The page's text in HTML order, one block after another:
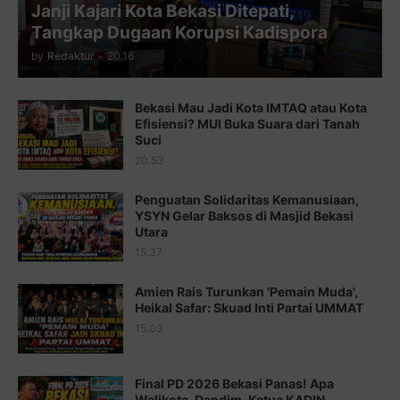
Juz 11 ⇨http://j.mp/2bHf80y
Juz 12 ⇨ http://j.mp/2bWnTby
Juz 13 ⇨http://j.mp/2bFTiKQ
Juz 14 ⇨ http://j.mp/2b8SUTA
Juz 15 ⇨http://j.mp/2bFRQIM
Juz 17 ⇨http://j.mp/2brHsFz
Juz 18 ⇨http://j.mp/2b8SCfc
Juz 19 ⇨http://j.mp/2bFSq95
Juz 20 ⇨http://j.mp/2brI1zc
Juz 21 ⇨http://j.mp/2b8VcBO
Juz 22 ⇨http://j.mp/2bFRxNP
Janji Kajari Kota Bekasi Ditepati,
Tangkap Dugaan Korupsi Kadispora
by Redaktur - 20.16
Bekasi Mau Jadi Kota IMTAQ atau Kota
Efisiensi? MUI Buka Suara dari Tanah
Suci
20.53
Penguatan Solidaritas Kemanusiaan,
YSYN Gelar Baksos di Masjid Bekasi
Utara
15.37
Amien Rais Turunkan 'Pemain Muda',
Heikal Safar: Skuad Inti Partai UMMAT
15.03
Final PD 2026 Bekasi Panas! Apa